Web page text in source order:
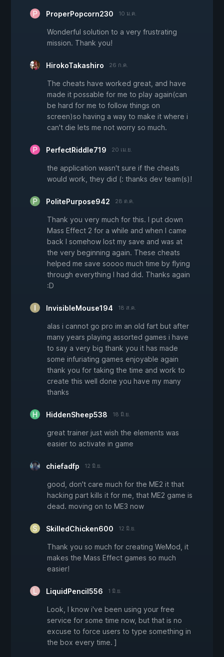
ProperPopcorn230 10 ม.ค.
Wonderful solution to a very frustrating
mission. Thank you!
HirokoTakashiro 26 ก.ค.
The cheats have worked great, and have
made it possable for me to play again(can
be hard for me to follow things on
screen)so having a way to make it where i
can't die lets me not worry so much.
PerfectRiddle719 20 เม.ย.
the application wasn't sure if the cheats
would work, they did (: thanks dev team(s)!
PolitePurpose942 28 ต.ค.
Thank you very much for this. I put down
Mass Effect 2 for a while and when I came
back I somehow lost my save and was at
the very beginning again. These cheats
helped me save soooo much time by flying
through everything I had did. Thanks again
:D
InvisibleMouse194 18 ส.ค.
alas i cannot go pro im an old fart but after
many years playing assorted games i have
to say a very big thank you it has made
some infuriating games enjoyable again
thank you for taking the time and work to
create this well done you have my many
thanks
HiddenSheep538 18 มิ.ย.
great trainer just wish the elements was
easier to activate in game
chiefadfp 12 มิ.ย.
good, don't care much for the ME2 it that
hacking part kills it for me, that ME2 game is
dead. moving on to ME3 now
SkilledChicken600 12 มิ.ย.
Thank you so much for creating WeMod, it
makes the Mass Effect games so much
easier!
LiquidPencil556 1 มิ.ย.
Look, I know i've been using your free
service for some time now, but that is no
excuse to force users to type something in
the box every time. ]